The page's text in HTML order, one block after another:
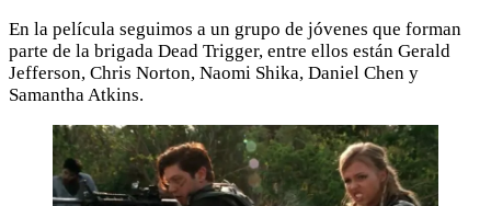
En la película seguimos a un grupo de jóvenes que forman
parte de la brigada Dead Trigger, entre ellos están Gerald
Jefferson, Chris Norton, Naomi Shika, Daniel Chen y
Samantha Atkins.